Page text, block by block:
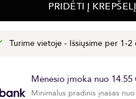
PRIDĖTI Į KREPŠELĮ
Turime vietoje - Išsiųsime per 1-2
Mėnesio įmoka nuo 14.55
Minimalus pradinis įnašas